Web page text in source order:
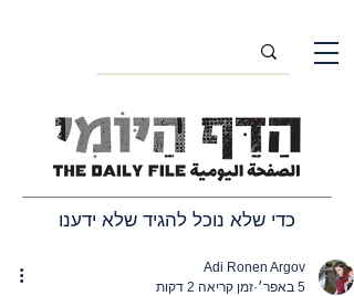
כדי שלא נוכל להגיד שלא ידענו
Adi Ronen Argov
5 באפר׳
זמן קריאה 2 דקות